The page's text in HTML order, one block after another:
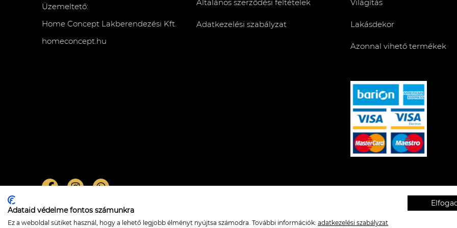
Zerine függőlámpa – white
Üzemeltető:
Home Concept Lakberendezési Kft.
homeconcept.hu
Általános szerződési feltételek
Adatkezelési szabályzat
Világítás
Lakásdekor
Azonnal vihető termékek
Adataid védelme fontos számunkra
Ez a weboldal sütiket használ, hogy a lehető legjobb élményt nyújtsa számodra. További információk: adatkezelési szabályzat